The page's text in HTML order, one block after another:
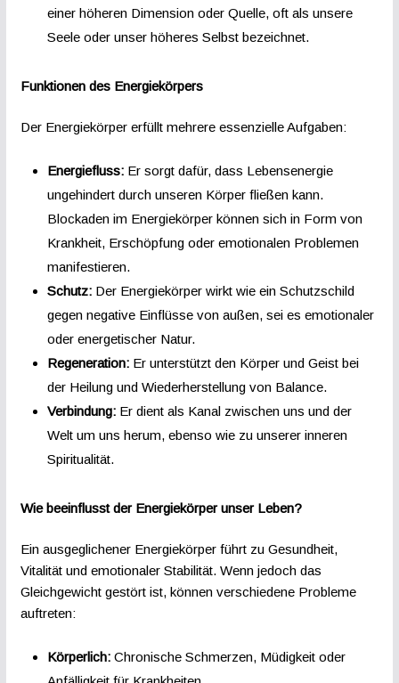
einer höheren Dimension oder Quelle, oft als unsere
Seele oder unser höheres Selbst bezeichnet.
Funktionen des Energiekörpers
Der Energiekörper erfüllt mehrere essenzielle Aufgaben:
Energiefluss:Er sorgt dafür, dass Lebensenergie
ungehindert durch unseren Körper fließen kann.
Blockaden im Energiekörper können sich in Form von
Krankheit, Erschöpfung oder emotionalen Problemen
manifestieren.
Schutz:Der Energiekörper wirkt wie ein Schutzschild
gegen negative Einflüsse von außen, sei es emotionaler
oder energetischer Natur.
Regeneration:Er unterstützt den Körper und Geist bei
der Heilung und Wiederherstellung von Balance.
Verbindung:Er dient als Kanal zwischen uns und der
Welt um uns herum, ebenso wie zu unserer inneren
Spiritualität.
Wie beeinflusst der Energiekörper unser Leben?
Ein ausgeglichener Energiekörper führt zu Gesundheit,
Vitalität und emotionaler Stabilität. Wenn jedoch das
Gleichgewicht gestört ist, können verschiedene Probleme
auftreten:
Körperlich:Chronische Schmerzen, Müdigkeit oder